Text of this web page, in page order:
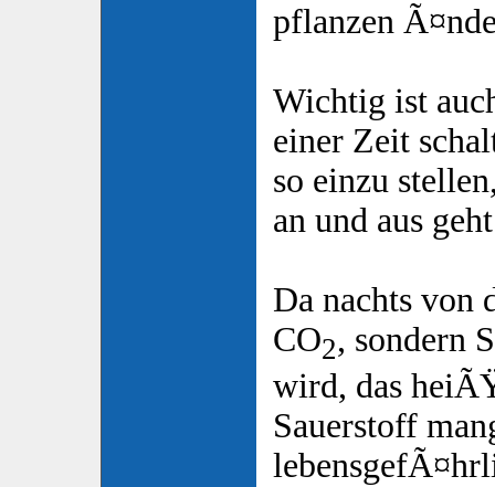
pflanzen
Wichtig ist
einer Zeit
so einzu
an und aus
Da nachts von
CO2, sondern
wird, das
Sauerstoff